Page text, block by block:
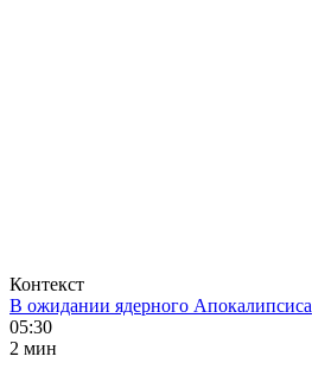
Контекст
В ожидании ядерного Апокалипсиса
05:30
2 мин